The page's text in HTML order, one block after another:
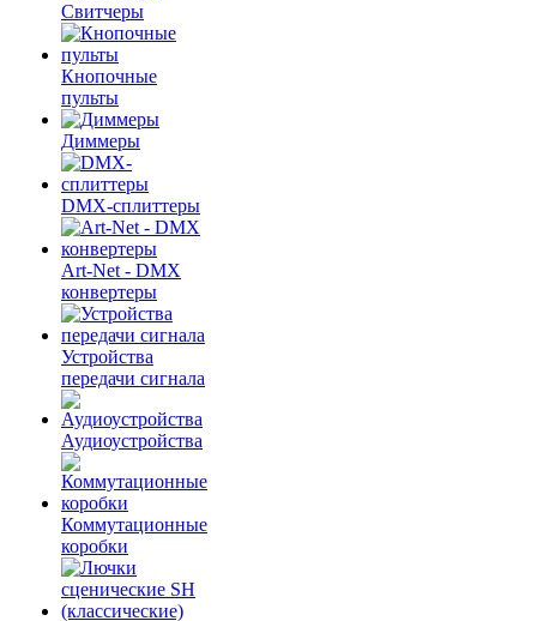
Свитчеры
Кнопочные
пульты
Диммеры
DMX-сплиттеры
Art-Net - DMX
конвертеры
Устройства
передачи сигнала
Аудиоустройства
Коммутационные
коробки